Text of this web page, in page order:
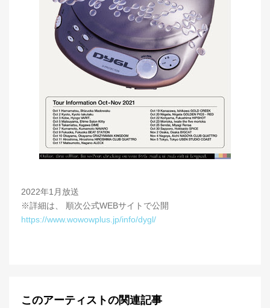
2022年1月放送
※詳細は、 順次公式WEBサイトで公開
https://www.wowowplus.jp/info/dygl/
このアーティストの関連記事